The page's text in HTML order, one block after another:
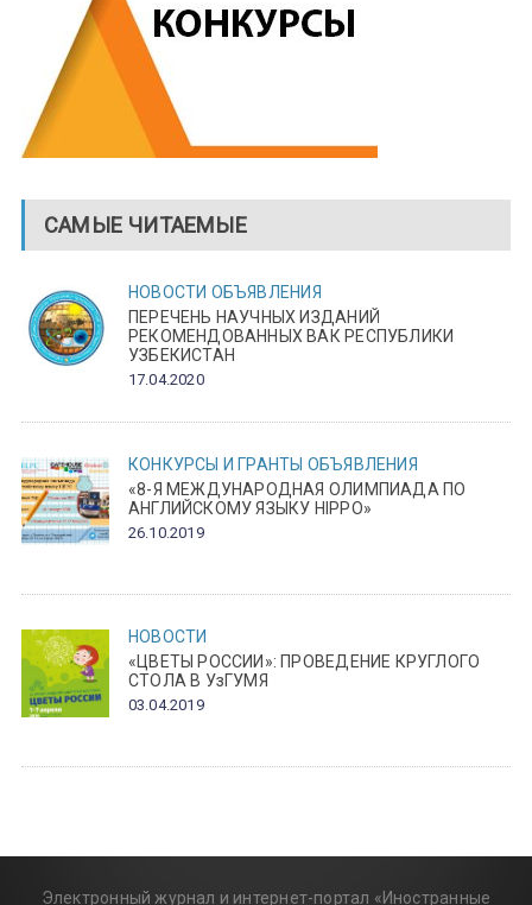
САМЫЕ ЧИТАЕМЫЕ
НОВОСТИ ОБЪЯВЛЕНИЯ
ПЕРЕЧЕНЬ НАУЧНЫХ ИЗДАНИЙ
РЕКОМЕНДОВАННЫХ ВАК РЕСПУБЛИКИ
УЗБЕКИСТАН
17.04.2020
КОНКУРСЫ И ГРАНТЫ ОБЪЯВЛЕНИЯ
«8-Я МЕЖДУНАРОДНАЯ ОЛИМПИАДА ПО
АНГЛИЙСКОМУ ЯЗЫКУ HIPPO»
26.10.2019
НОВОСТИ
«ЦВЕТЫ РОССИИ»: ПРОВЕДЕНИЕ КРУГЛОГО
СТОЛА В УзГУМЯ
03.04.2019
Электронный журнал и интернет-портал «Иностранные